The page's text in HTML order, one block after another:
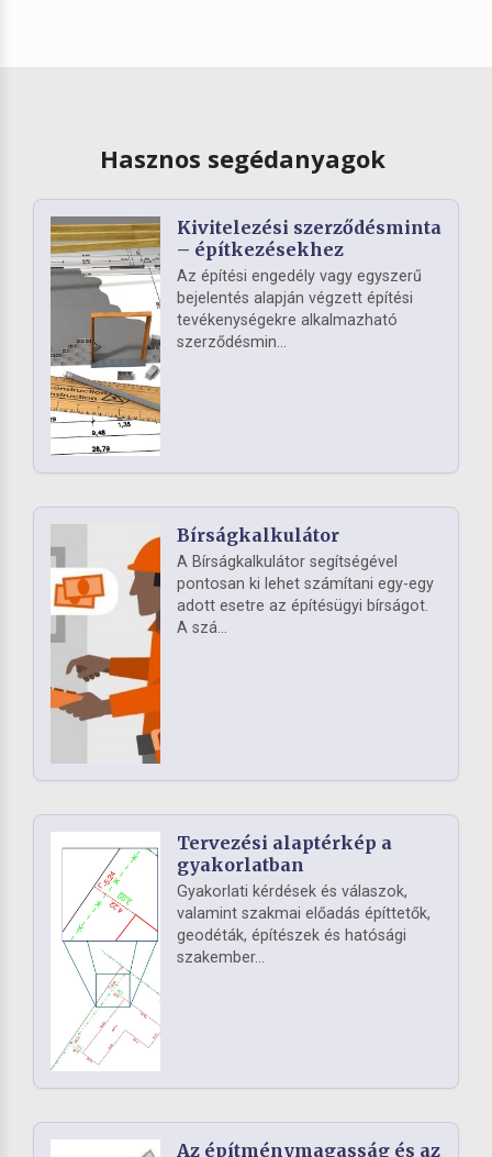
Hasznos segédanyagok
Kivitelezési szerződésminta
– építkezésekhez
Az építési engedély vagy egyszerű
bejelentés alapján végzett építési
tevékenységekre alkalmazható
szerződésmin...
Bírságkalkulátor
A Bírságkalkulátor segítségével
pontosan ki lehet számítani egy-egy
adott esetre az építésügyi bírságot.
A szá...
Tervezési alaptérkép a
gyakorlatban
Gyakorlati kérdések és válaszok,
valamint szakmai előadás építtetők,
geodéták, építészek és hatósági
szakember...
Az építménymagasság és az